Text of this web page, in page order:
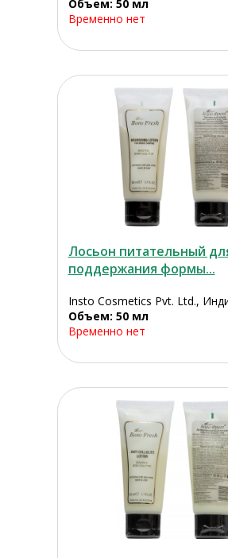
Объем: 50 мл
Временно нет
Лосьон питательный
поддержания формы...
Insto Cosmetics Pvt. Ltd.,
Объем: 50 мл
Временно нет